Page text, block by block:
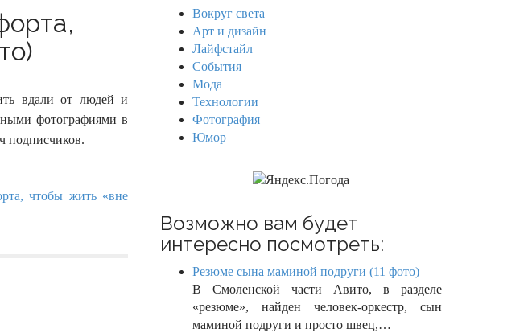
вдали от людей и
фотографиями в
подписчиков.
Вокруг света
Арт и дизайн
Лайфстайл
События
Мода
Технологии
Фотография
Юмор
Возможно вам будет
интересно посмотреть:
Резюме сына маминой подруги (11 фото)
В Смоленской части Авито, в разделе
«резюме», найден человек-оркестр, сын
маминой подруги и просто швец,…